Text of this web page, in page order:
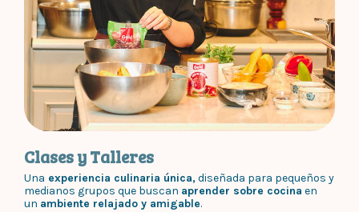
Clases y Talleres
Una experiencia culinaria única,diseñada para pequeños y
medianos grupos que buscan aprender sobre cocina en
un ambiente relajado y amigable.